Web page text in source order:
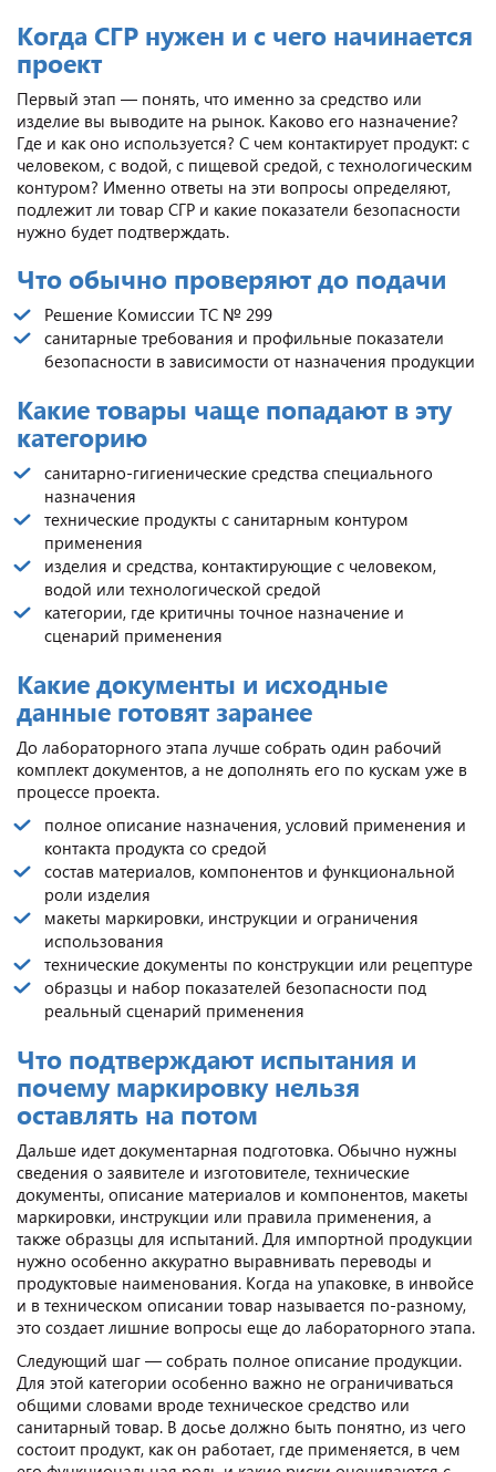
Когда СГР нужен и с чего начинается
проект
Первый этап — понять, что именно за средство или
изделие вы выводите на рынок. Каково его назначение?
Где и как оно используется? С чем контактирует продукт: с
человеком, с водой, с пищевой средой, с технологическим
контуром? Именно ответы на эти вопросы определяют,
подлежит ли товар СГР и какие показатели безопасности
нужно будет подтверждать.
Что обычно проверяют до подачи
Решение Комиссии ТС № 299
санитарные требования и профильные показатели
безопасности в зависимости от назначения продукции
Какие товары чаще попадают в эту
категорию
санитарно-гигиенические средства специального
назначения
технические продукты с санитарным контуром
применения
изделия и средства, контактирующие с человеком,
водой или технологической средой
категории, где критичны точное назначение и
сценарий применения
Какие документы и исходные
данные готовят заранее
До лабораторного этапа лучше собрать один рабочий
комплект документов, а не дополнять его по кускам уже в
процессе проекта.
полное описание назначения, условий применения и
контакта продукта со средой
состав материалов, компонентов и функциональной
роли изделия
макеты маркировки, инструкции и ограничения
использования
технические документы по конструкции или рецептуре
образцы и набор показателей безопасности под
реальный сценарий применения
Что подтверждают испытания и
почему маркировку нельзя
оставлять на потом
Дальше идет документарная подготовка. Обычно нужны
сведения о заявителе и изготовителе, технические
документы, описание материалов и компонентов, макеты
маркировки, инструкции или правила применения, а
также образцы для испытаний. Для импортной продукции
нужно особенно аккуратно выравнивать переводы и
продуктовые наименования. Когда на упаковке, в инвойсе
и в техническом описании товар называется по-разному,
это создает лишние вопросы еще до лабораторного этапа.
Следующий шаг — собрать полное описание продукции.
Для этой категории особенно важно не ограничиваться
общими словами вроде техническое средство или
санитарный товар. В досье должно быть понятно, из чего
состоит продукт, как он работает, где применяется, в чем